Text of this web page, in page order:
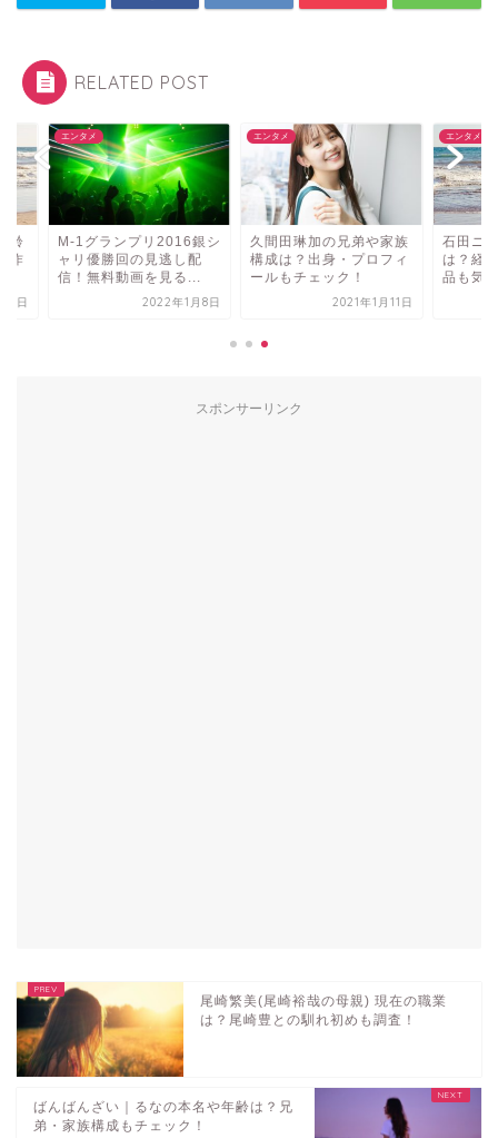
RELATED POST
ランプリ2016銀シ
優勝回の見逃し配
無料動画を見る...
エンタメ
久間田琳加の兄弟や家族
構成は？出身・プロフィ
ールもチェック！
エンタメ
石田ニコルの本名や
は？経歴や過去の出
品も気になる！
スポンサーリンク
尾崎繁美(尾崎裕哉の母親) 現在の職業
は？尾崎豊との馴れ初めも調査！
ばんばんざい｜るなの本名や年齢は？兄
弟・家族構成もチェック！